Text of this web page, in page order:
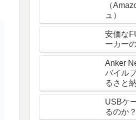
（
ュ）
安価な
ーカー
Anker
バイル
るさと
USBケ
るのか